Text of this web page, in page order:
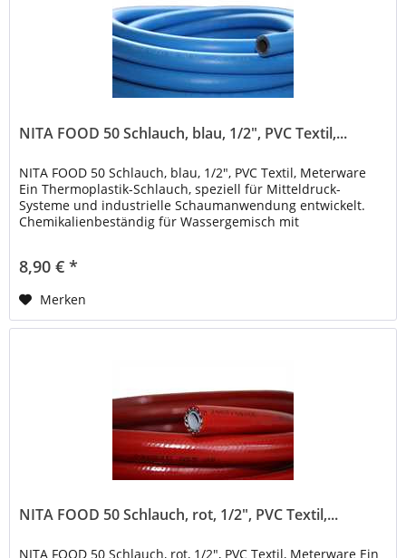
NITA FOOD 50 Schlauch, blau, 1/2", PVC Textil,...
NITA FOOD 50 Schlauch, blau, 1/2", PVC Textil, Meterware
Ein Thermoplastik-Schlauch, speziell für Mitteldruck-
Systeme und industrielle Schaumanwendung entwickelt.
Chemikalienbeständig für Wassergemisch mit
8,90 € *
Merken
NITA FOOD 50 Schlauch, rot, 1/2", PVC Textil,...
NITA FOOD 50 Schlauch, rot, 1/2", PVC Textil, Meterware Ein